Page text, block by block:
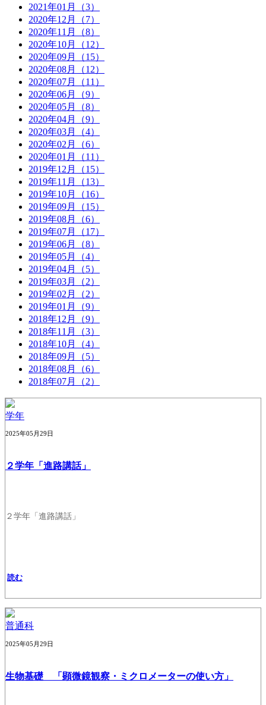
2021年01月（3）
2020年12月（7）
2020年11月（8）
2020年10月（12）
2020年09月（15）
2020年08月（12）
2020年07月（11）
2020年06月（9）
2020年05月（8）
2020年04月（9）
2020年03月（4）
2020年02月（6）
2020年01月（11）
2019年12月（15）
2019年11月（13）
2019年10月（16）
2019年09月（15）
2019年08月（6）
2019年07月（17）
2019年06月（8）
2019年05月（4）
2019年04月（5）
2019年03月（2）
2019年02月（2）
2019年01月（9）
2018年12月（9）
2018年11月（3）
2018年10月（4）
2018年09月（5）
2018年08月（6）
2018年07月（2）
学年
2025年05月29日
２学年「進路講話」
２学年「進路講話」
読む
普通科
2025年05月29日
生物基礎 「顕微鏡観察・ミクロメーターの使い方」